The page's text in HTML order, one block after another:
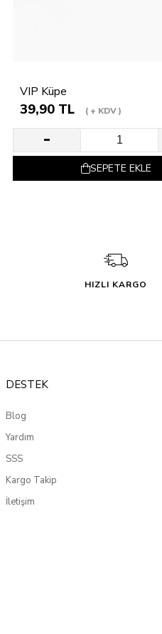
VIP Küpe
39,90 TL + KDV
SEPETE EKLE
HIZLI KARGO
DESTEK
Blog
Yardım
SSS
Kargo Takip
İletişim